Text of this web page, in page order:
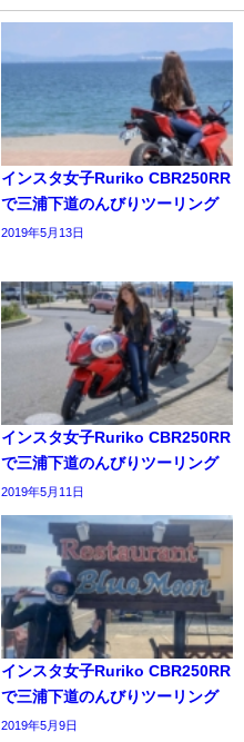
インスタ女子Ruriko CBR250RR
で三浦下道のんびりツーリング⁣
2019年5月13日
インスタ女子Ruriko CBR250RR
で三浦下道のんびりツーリング⁣
2019年5月11日
インスタ女子Ruriko CBR250RR
で三浦下道のんびりツーリング⁣
2019年5月9日